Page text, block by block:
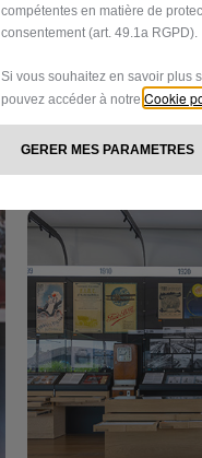
compétentes en matière de
consentement (art. 49.1a RGPD).
Si vous souhaitez en savoir plus
pouvez accéder à notre Cookie
GERER MES PARAMETRES